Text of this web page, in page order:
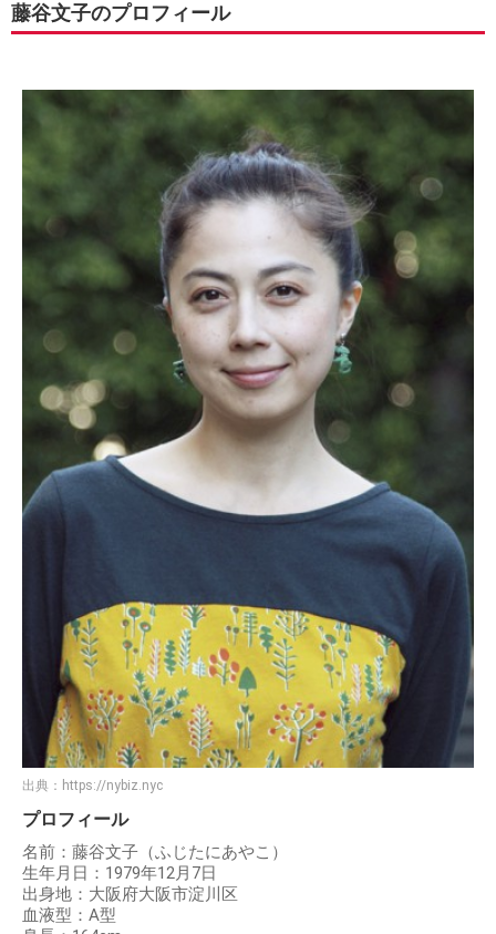
藤谷文子のプロフィール
出典： https://nybiz.nyc
プロフィール
名前：藤谷文子（ふじたにあやこ）
生年月日：1979年12月7日
出身地：大阪府大阪市淀川区
血液型：A型